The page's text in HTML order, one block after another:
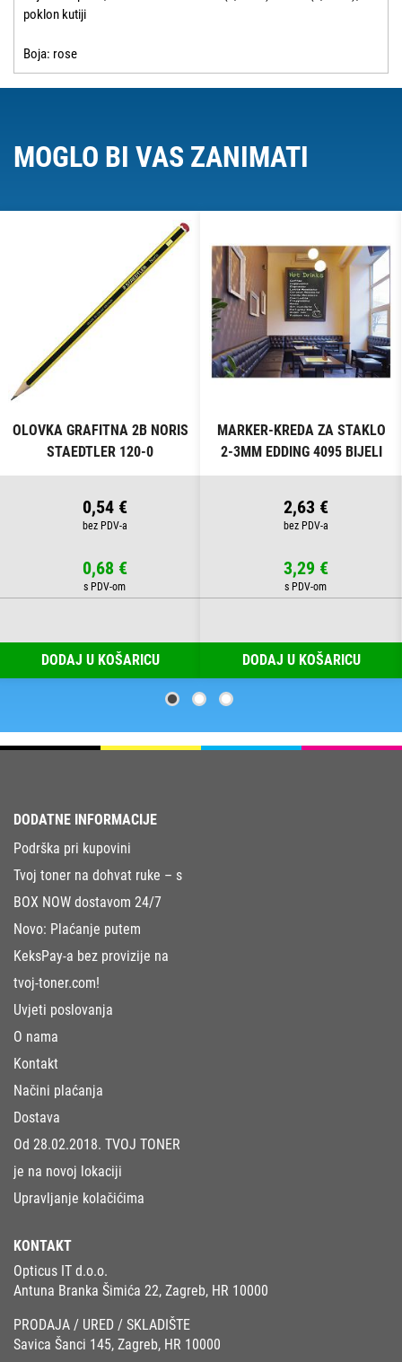
poklon kutiji
Boja: rose
MOGLO BI VAS ZANIMATI
OLOVKA GRAFITNA 2B NORIS
STAEDTLER 120-0
0,54 €
0,68 €
DODAJ U KOŠARICU
MARKER-KREDA ZA STAKLO
2-3MM EDDING 4095 BIJELI
2,63 €
3,29 €
DODAJ U KOŠARICU
DODATNE INFORMACIJE
Podrška pri kupovini
Tvoj toner na dohvat ruke – s
BOX NOW dostavom 24/7
Novo: Plaćanje putem
KeksPay-a bez provizije na
tvoj-toner.com!
Uvjeti poslovanja
O nama
Kontakt
Načini plaćanja
Dostava
Od 28.02.2018. TVOJ TONER
je na novoj lokaciji
Upravljanje kolačićima
KONTAKT
Opticus IT d.o.o.
Antuna Branka Šimića 22, Zagreb, HR 10000
PRODAJA / URED / SKLADIŠTE
Savica Šanci 145, Zagreb, HR 10000